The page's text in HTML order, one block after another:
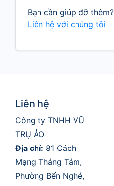
Bạn cần giúp đỡ thêm?
Liên hệ với chúng tôi
Liên hệ
Công ty TNHH VŨ
TRỤ ẢO
Địa chỉ: 81 Cách
Mạng Tháng Tám,
Phường Bến Nghé,